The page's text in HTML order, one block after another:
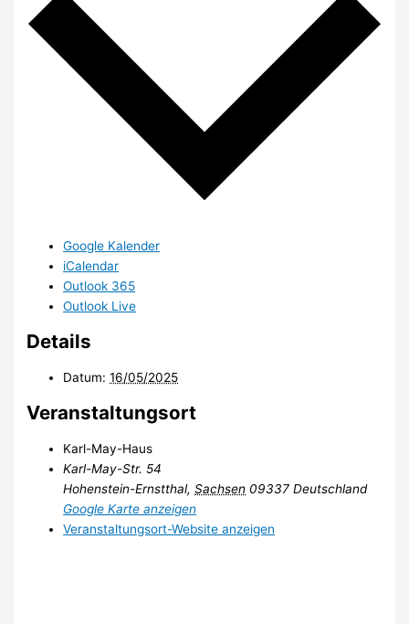
Google Kalender
iCalendar
Outlook 365
Outlook Live
Details
Datum: 16/05/2025
Veranstaltungsort
Karl-May-Haus
Karl-May-Str. 54
Hohenstein-Ernstthal, Sachsen 09337 Deutschland
Google Karte anzeigen
Veranstaltungsort-Website anzeigen